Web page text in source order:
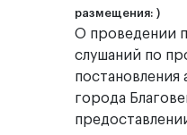
размещения: )
О проведении
слушаний по
города